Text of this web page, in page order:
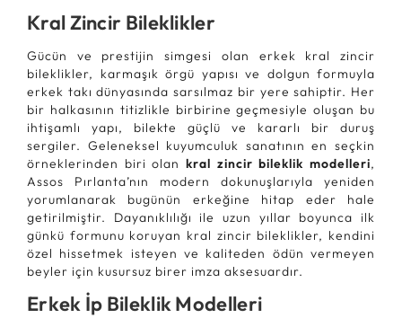
Kral Zincir Bileklikler
Gücün ve prestijin simgesi olan erkek kral zincir
bileklikler, karmaşık örgü yapısı ve dolgun formuyla
erkek takı dünyasında sarsılmaz bir yere sahiptir. Her
bir halkasının titizlikle birbirine geçmesiyle oluşan bu
ihtişamlı yapı, bilekte güçlü ve kararlı bir duruş
sergiler. Geleneksel kuyumculuk sanatının en seçkin
örneklerinden biri olan kral zincir bileklik modelleri,
Assos Pırlanta’nın modern dokunuşlarıyla yeniden
yorumlanarak bugünün erkeğine hitap eder hale
getirilmiştir. Dayanıklılığı ile uzun yıllar boyunca ilk
günkü formunu koruyan kral zincir bileklikler, kendini
özel hissetmek isteyen ve kaliteden ödün vermeyen
beyler için kusursuz birer imza aksesuardır.
Erkek İp Bileklik Modelleri